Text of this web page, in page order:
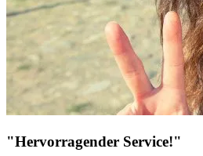
"Hervorragender Service!"